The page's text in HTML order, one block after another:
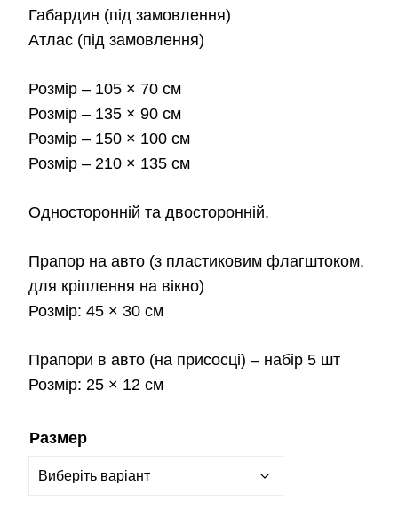
Габардин (під замовлення)
Атлас (під замовлення)
Розмір – 105 × 70 см
Розмір – 135 × 90 см
Розмір – 150 × 100 см
Розмір – 210 × 135 см
Односторонній та двосторонній.
Прапор на авто (з пластиковим флагштоком,
для кріплення на вікно)
Розмір: 45 × 30 см
Прапори в авто (на присосці) – набір 5 шт
Розмір: 25 × 12 см
Размер